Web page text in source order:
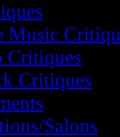
Music
Critiques
Critiques
Salons